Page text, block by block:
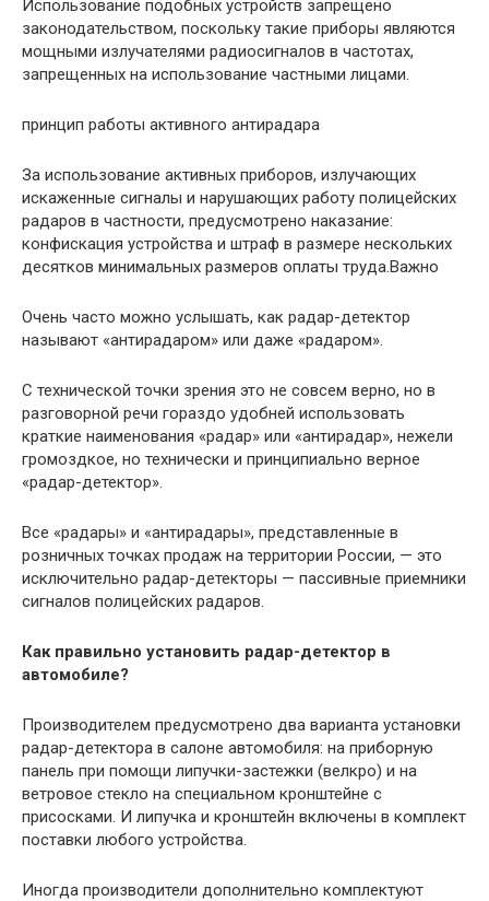
Использование подобных устройств запрещено
законодательством, поскольку такие приборы являются
мощными излучателями радиосигналов в частотах,
запрещенных на использование частными лицами.
принцип работы активного антирадара
За использование активных приборов, излучающих
искаженные сигналы и нарушающих работу полицейских
радаров в частности, предусмотрено наказание:
конфискация устройства и штраф в размере нескольких
десятков минимальных размеров оплаты труда.Важно
Очень часто можно услышать, как радар-детектор
называют «антирадаром» или даже «радаром».
С технической точки зрения это не совсем верно, но в
разговорной речи гораздо удобней использовать
краткие наименования «радар» или «антирадар», нежели
громоздкое, но технически и принципиально верное
«радар-детектор».
Все «радары» и «антирадары», представленные в
розничных точках продаж на территории России, — это
исключительно радар-детекторы — пассивные приемники
сигналов полицейских радаров.
Как правильно установить радар-детектор в
автомобиле?
Производителем предусмотрено два варианта установки
радар-детектора в салоне автомобиля: на приборную
панель при помощи липучки-застежки (велкро) и на
ветровое стекло на специальном кронштейне с
присосками. И липучка и кронштейн включены в комплект
поставки любого устройства.
Иногда производители дополнительно комплектуют